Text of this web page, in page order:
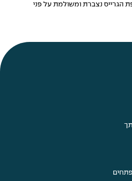
הגרייס נצברת ומשולמת על פני